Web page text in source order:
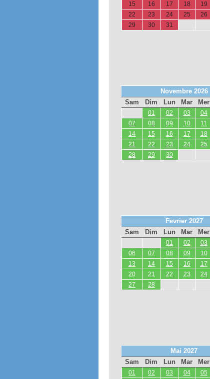
15
16 17 18 19
22
23 24 25 26
29
30 31
Novembre 2026
Sam
Dim Lun Mar Mer
01 02 03 04
07
08 09 10 11
14
15 16 17 18
21
22 23 24 25
28
29 30
Fevrier 2027
Sam
Dim Lun Mar Mer
01 02 03
06
07 08 09 10
13
14 15 16 17
20
21 22 23 24
27
28
Mai 2027
Sam
Dim Lun Mar Mer
01 02 03 04 05